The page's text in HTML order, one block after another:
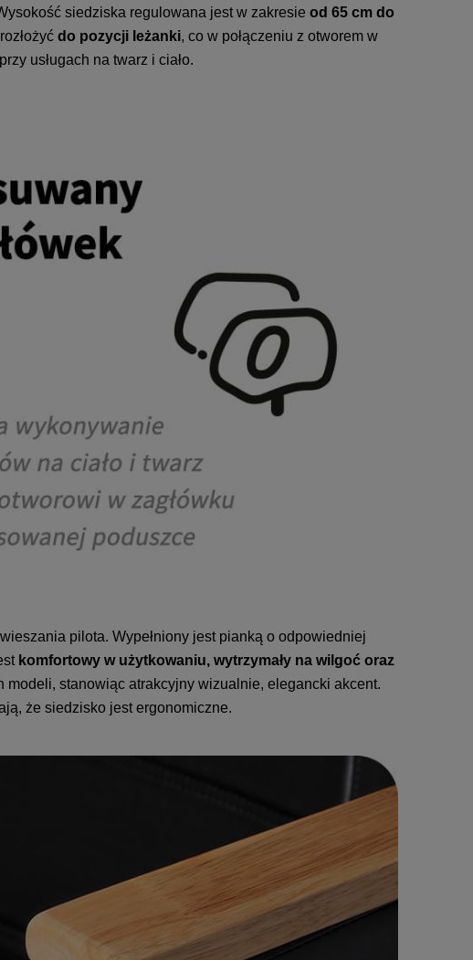
siedziska regulowana jest w zakresie od 65 cm do
do pozycji leżanki, co w połączeniu z otworem w
usługach na twarz i ciało.
pilota. Wypełniony jest pianką o odpowiedniej
komfortowy w użytkowaniu, wytrzymały na wilgoć oraz
stanowiąc atrakcyjny wizualnie, elegancki akcent.
że siedzisko jest ergonomiczne.